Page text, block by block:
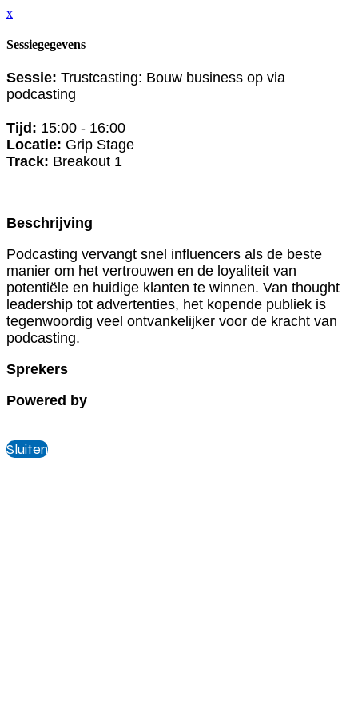
x
Sessiegegevens
Sessie: Trustcasting: Bouw business op via
podcasting
Tijd: 15:00 - 16:00
Locatie: Grip Stage
Track: Breakout 1
Beschrijving
Podcasting vervangt snel influencers als de beste
manier om het vertrouwen en de loyaliteit van
potentiële en huidige klanten te winnen. Van thought
leadership tot advertenties, het kopende publiek is
tegenwoordig veel ontvankelijker voor de kracht van
podcasting.
Sprekers
Powered by
Sluiten